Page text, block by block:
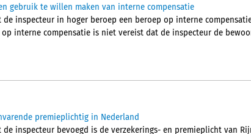
gebruik te willen maken van interne compensatie
de inspecteur in hoger beroep een beroep op interne
interne compensatie is niet vereist dat de inspecteur de
premieplichtig in Nederland
de inspecteur bevoegd is de verzekerings- en premieplicht van